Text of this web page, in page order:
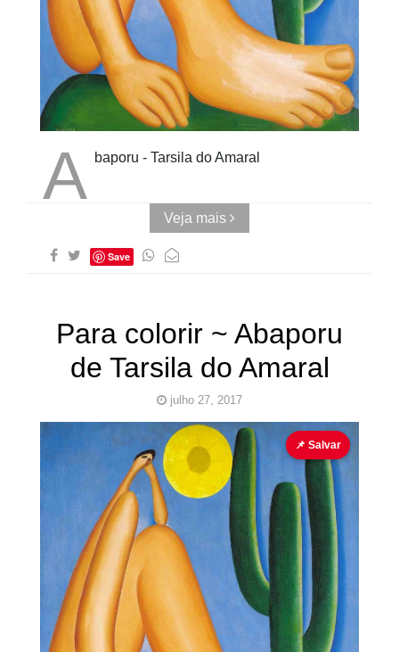
Cubo ao
Quadrado
A baporu - Tarsila do Amaral
Veja mais
Save
Para colorir ~ Abaporu
de Tarsila do Amaral
julho 27, 2017
Pinturas para colorir Tarsila do Amaral
📌 Salvar